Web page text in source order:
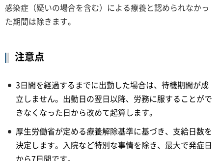
感染症（疑いの場合を含む）による療養と認められなかっ
た期間は除きます。
注意点
3日間を経過するまでに出勤した場合は、待機期間が成
立しません。出勤日の翌日以降、労務に服することがで
きなくなった日から改めて起算します。
厚生労働省が定める療養解除基準に基づき、支給日数を
決定します。入院など特別な事情を除き、最大で発症日
から7日間です。